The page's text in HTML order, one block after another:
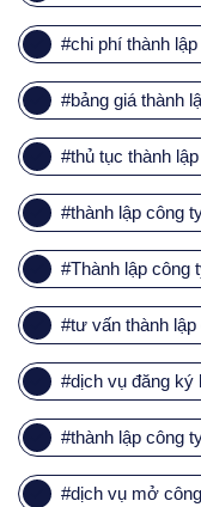
#chi phí thành
#bảng giá thành
#thủ tục thành
#thành lập công
#Thành lập công
#tư vấn thành lập
#dịch vụ đăng ký
#thành lập công
#dịch vụ mở